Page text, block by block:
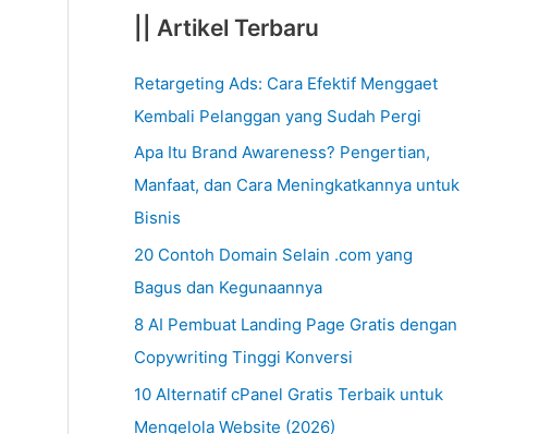
|| Artikel Terbaru
Retargeting Ads: Cara Efektif Menggaet
Kembali Pelanggan yang Sudah Pergi
Apa Itu Brand Awareness? Pengertian,
Manfaat, dan Cara Meningkatkannya untuk
Bisnis
20 Contoh Domain Selain .com yang
Bagus dan Kegunaannya
8 AI Pembuat Landing Page Gratis dengan
Copywriting Tinggi Konversi
10 Alternatif cPanel Gratis Terbaik untuk
Mengelola Website (2026)